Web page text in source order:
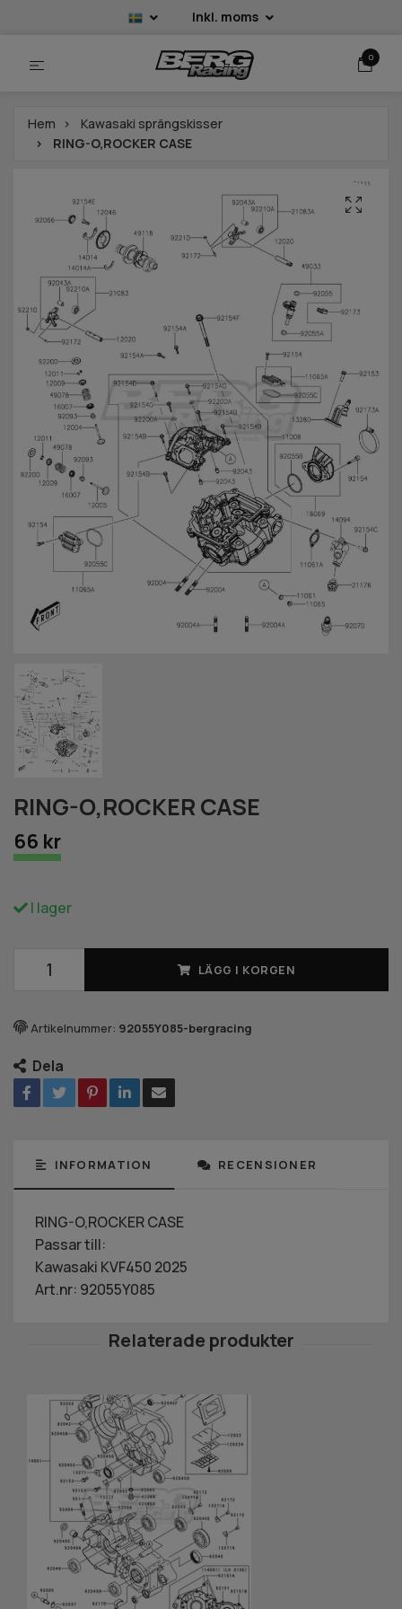
Inkl. moms
0
Hem
Kawasaki sprängskisser
RING-O,ROCKER CASE
RING-O,ROCKER CASE
66 kr
I lager
LÄGG I KORGEN
Artikelnummer: 92055Y085-bergracing
Dela
INFORMATION RECENSIONER
RING-O,ROCKER CASE
Passar till:
Kawasaki KVF450 2025
Art.nr: 92055Y085